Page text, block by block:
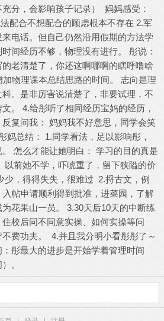
分，会影响孩子记录） 妈妈感受：
配合不想配合的顾虑根本不存在 2.军
电话。但自己仍然沿用假期的方法学
间经历不够，物理没有进行。 彤说：
老清楚了，你还这啊哪啊的瞎呼噜啥
加物理课本总结思路的时间。 志向是理
。是非厉害说清楚了，非要试理，不
。 4.给彤听了相同经历宝妈的经历，
复问我： 妈妈我不好意思，同学会笑
妈总结： 1.同学看法，足以影响彤，
怎么才能让她明白： 学习的目的真是
以前她不学，吓唬重了，留下狭隘的价
少，得得失失，很难过 2.捋古文，例
入帖申请顺利得到批准，进菜园，了解
花果山一员。 3.30天后10天的中断练
校后同不同意实操、如何实操等问
费功夫。 4.并且我分明小看彤彤了～
：彤最大的进步是开始学着管理时间
。